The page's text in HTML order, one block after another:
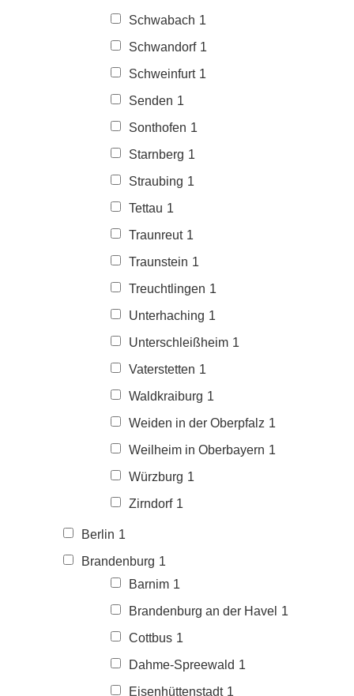
Schwabach 1
Schwandorf 1
Schweinfurt 1
Senden 1
Sonthofen 1
Starnberg 1
Straubing 1
Tettau 1
Traunreut 1
Traunstein 1
Treuchtlingen 1
Unterhaching 1
Unterschleißheim 1
Vaterstetten 1
Waldkraiburg 1
Weiden in der Oberpfalz 1
Weilheim in Oberbayern 1
Würzburg 1
Zirndorf 1
Berlin 1
Brandenburg 1
Barnim 1
Brandenburg an der Havel 1
Cottbus 1
Dahme-Spreewald 1
Eisenhüttenstadt 1